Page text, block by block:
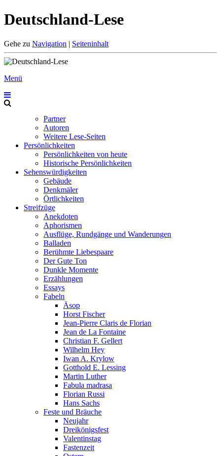
Deutschland-Lese
Gehe zu Navigation | Seiteninhalt
Menü
Partner
Autoren
Weitere Lese-Seiten
Persönlichkeiten
Persönlichkeiten von heute
Historische Persönlichkeiten
Sehenswürdigkeiten
Gebäude
Denkmäler
Örtlichkeiten
Streifzüge
Anekdoten
Aphorismen
Ausflüge, Rundgänge und Wanderungen
Balladen
Berühmte Liebespaare
Der Gute Ton
Dunkle Momente
Erzählungen
Essays
Fabeln
Äsop
Horst Fischer
Jean-Pierre Claris de Florian
Jean de La Fontaine
Christian F. Gellert
Wilhelm Hey
Iwan A. Krylow
Gotthold E. Lessing
Martin Luther
Fabula madrasa
Florian Russi
Hans Sachs
Feste und Bräuche
Neujahr
Dreikönigsfest
Valentinstag
Fastenzeit